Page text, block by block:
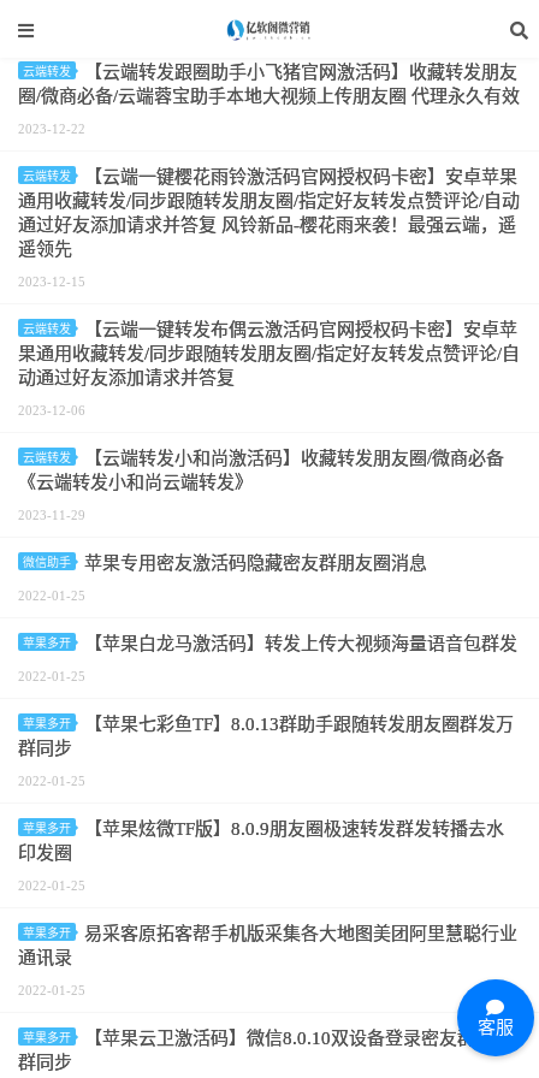
标签：一键转发
云端转发
【云端转发跟圈助手小飞猪官网激活码】收藏转发朋友
圈/微商必备/云端蓉宝助手本地大视频上传朋友圈 代理永久有效
2023-12-22
云端转发
【云端一键樱花雨铃激活码官网授权码卡密】安卓苹果
通用收藏转发/同步跟随转发朋友圈/指定好友转发点赞评论/自动
通过好友添加请求并答复 风铃新品-樱花雨来袭！最强云端，遥
遥领先
2023-12-15
云端转发
【云端一键转发布偶云激活码官网授权码卡密】安卓苹
果通用收藏转发/同步跟随转发朋友圈/指定好友转发点赞评论/自
动通过好友添加请求并答复
2023-12-06
云端转发
【云端转发小和尚激活码】收藏转发朋友圈/微商必备
《云端转发小和尚云端转发》
2023-11-29
微信助手 苹果专用密友激活码隐藏密友群朋友圈消息
2022-01-25
苹果多开 【苹果白龙马激活码】转发上传大视频海量语音包群发
2022-01-25
苹果多开
【苹果七彩鱼TF】8.0.13群助手跟随转发朋友圈群发万
群同步
2022-01-25
苹果多开
【苹果炫微TF版】8.0.9朋友圈极速转发群发转播去水
印发圈
2022-01-25
苹果多开
易采客原拓客帮手机版采集各大地图美团阿里慧聪行业
通讯录
2022-01-25
苹果多开
【苹果云卫激活码】微信8.0.10双设备登录密友群发万
群同步
客服